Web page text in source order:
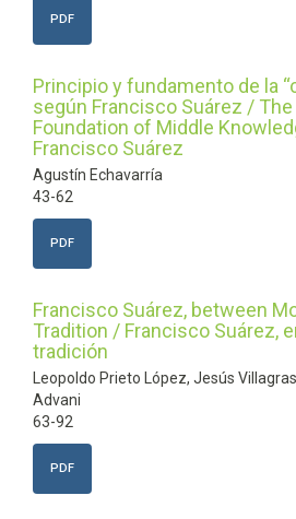
PDF
Principio y fundamento de la
según Francisco Suárez /
Foundation of Middle
Francisco Suárez
Agustín Echavarría
43-62
PDF
Francisco Suárez, between
Tradition / Francisco Suárez,
tradición
Leopoldo Prieto López, Jesús
Advani
63-92
PDF